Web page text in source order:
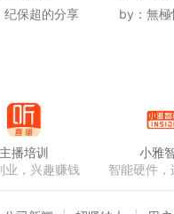
纪保超的分享
by： 無極
主播培训
业，兴趣赚钱
小雅
智能硬件